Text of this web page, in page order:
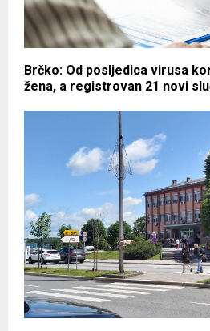
Brčko: Od posljedica virusa
žena, a registrovan 21 novi